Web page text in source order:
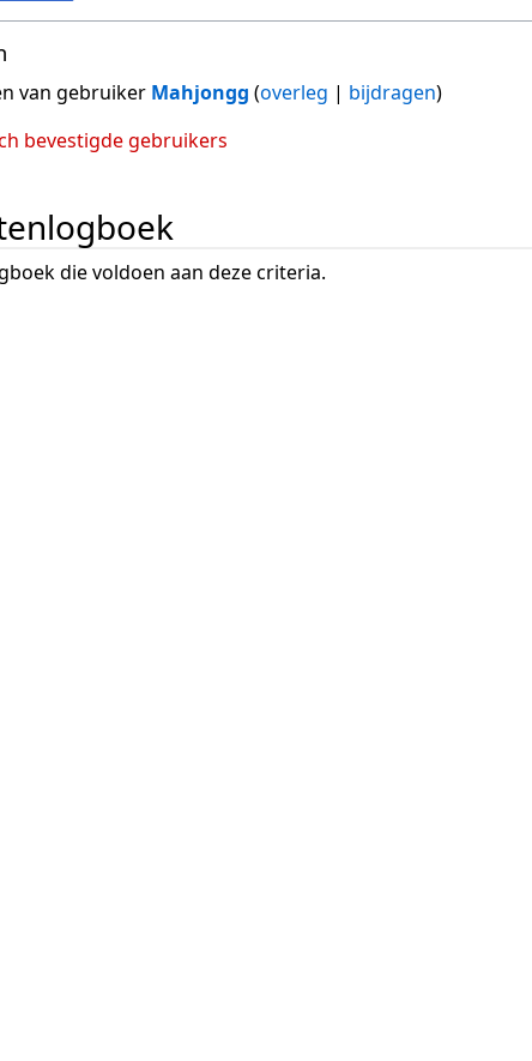
van gebruiker Mahjongg (overleg | bijdragen)
bevestigde gebruikers
die voldoen aan deze criteria.